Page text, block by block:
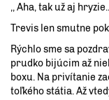
,, Aha, tak už aj
Trevis len smutne
Rýchlo sme sa
prudko bijúcim až
boxu. Na privítanie
toľkého státia. Až